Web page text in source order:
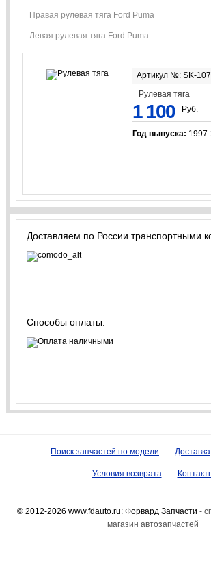
Правая рулевая тяга Ford Puma
Левая рулевая тяга Ford Puma
Артикул №: SK-
Рулевая тяга
1 100 Руб.
Год выпуска:
Доставляем по России транспортными
Способы оплаты:
Поиск запчастей по модели Доставка
Условия возврата
© 2012-2026 www.fdauto.ru: Форвард Запчасти -
магазин автозапчастей